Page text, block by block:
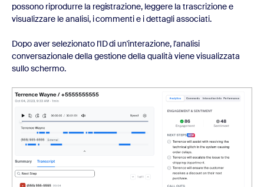
possono riprodurre la registrazione, leggere la trascrizione e
visualizzare le analisi, i commenti e i dettagli associati.
Dopo aver selezionato l'ID di un'interazione, l'analisi
conversazionale della gestione della qualità viene visualizzata
sullo schermo.